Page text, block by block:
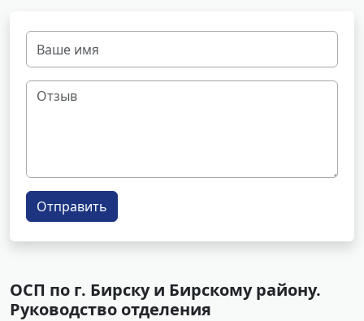
Отправить
ОСП по г. Бирску и Бирскому району.
Руководство отделения